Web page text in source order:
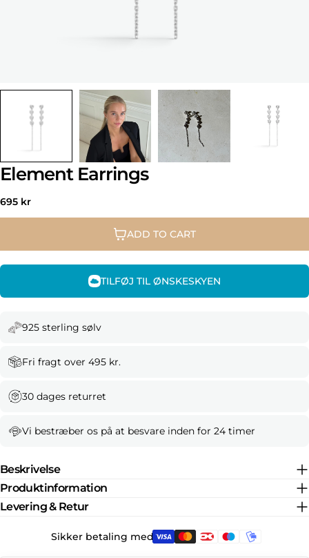
Element Earrings
Regular
price
695 kr
ADD TO CART
TILFØJ TIL ØNSKESKYEN
925 sterling sølv
Fri fragt over 495 kr.
30 dages returret
Vi bestræber os på at besvare inden for 24 timer
Beskrivelse
Produktinformation
Levering & Retur
Sikker betaling med: